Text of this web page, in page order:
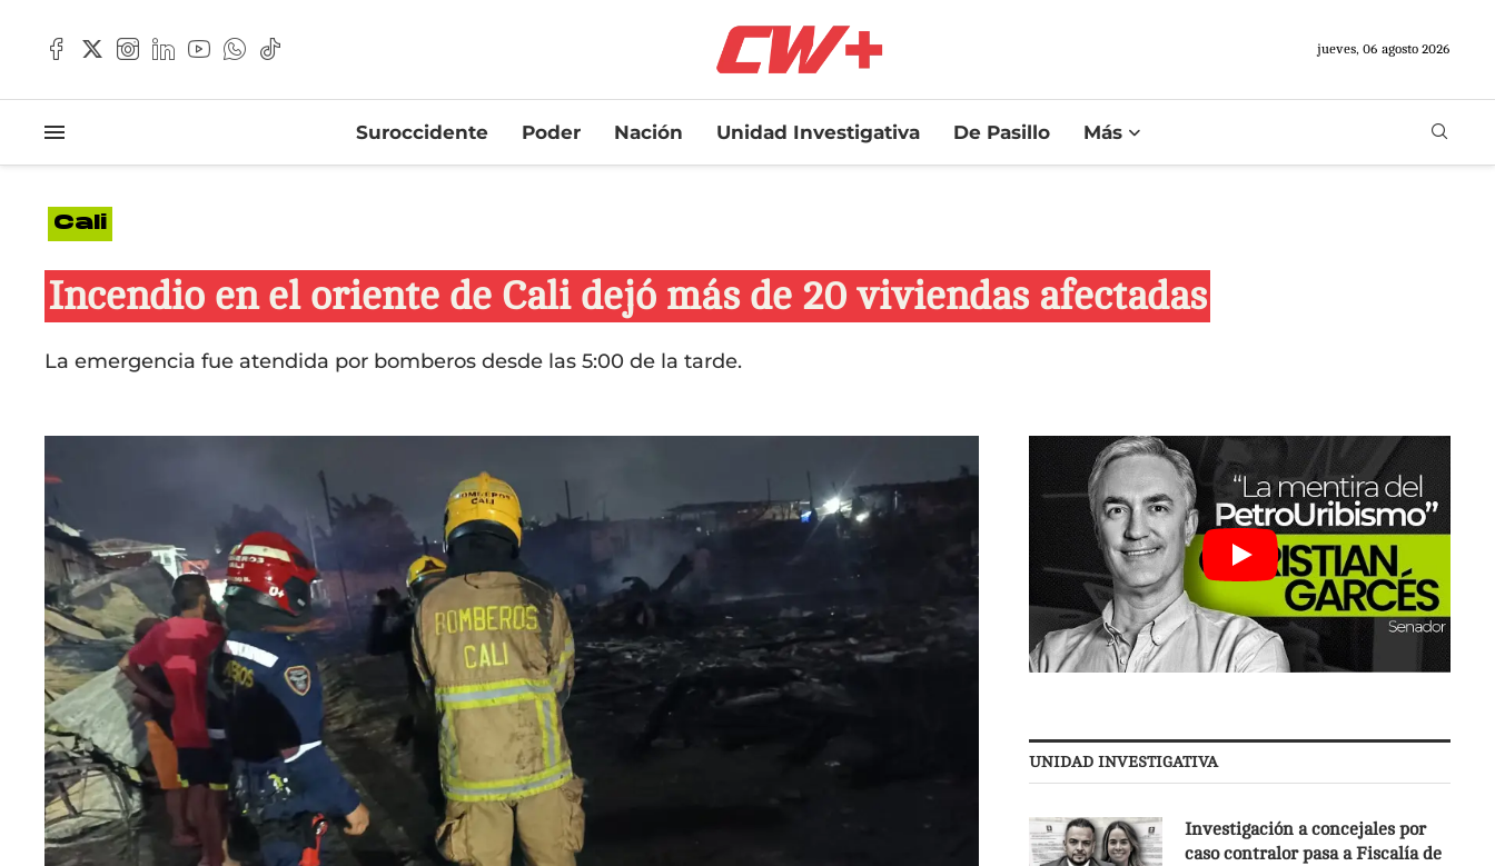
jueves, 06 agosto 2026
Suroccidente Poder Nación Unidad Investigativa De Pasillo Más
Cali
Incendio en el oriente de Cali dejó más de 20 viviendas afectadas
La emergencia fue atendida por bomberos desde las 5:00 de la tarde.
UNIDAD INVESTIGATIVA
Investigación a concejales por
caso contralor pasa a Fiscalía de